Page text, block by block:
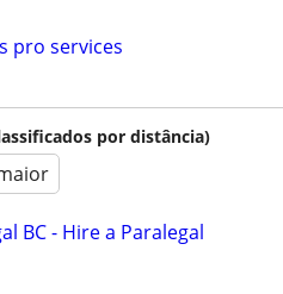
pro services
por distância)
BC - Hire a Paralegal